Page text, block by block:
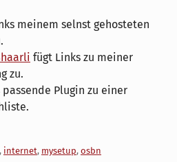
meinem selnst gehosteten
fügt Links zu meiner
zu.
Plugin zu einer
, internet, mysetup, osbn